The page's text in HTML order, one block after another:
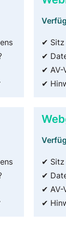
✔ Sitz
✔
✔ AV-
✔
✔ Sitz
✔
✔ AV-
✔